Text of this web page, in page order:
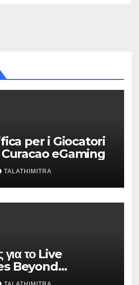
per i Giocatori
eGaming
TALATHIMITRA
για το Live
Beyond
που Στέκουν